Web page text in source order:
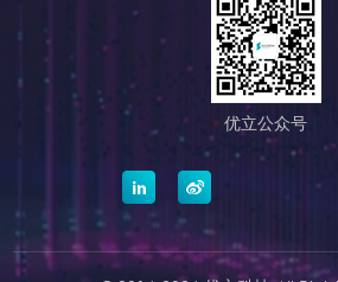
优立公众号